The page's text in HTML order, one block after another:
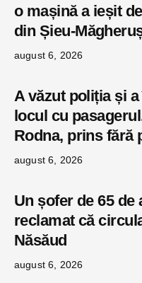
o mașină a ieșit
din Șieu-
august 6, 2026
A văzut poliția și
locul cu
Rodna, prins fără
august 6, 2026
Un șofer de 65
reclamat că
Năsăud
august 6, 2026